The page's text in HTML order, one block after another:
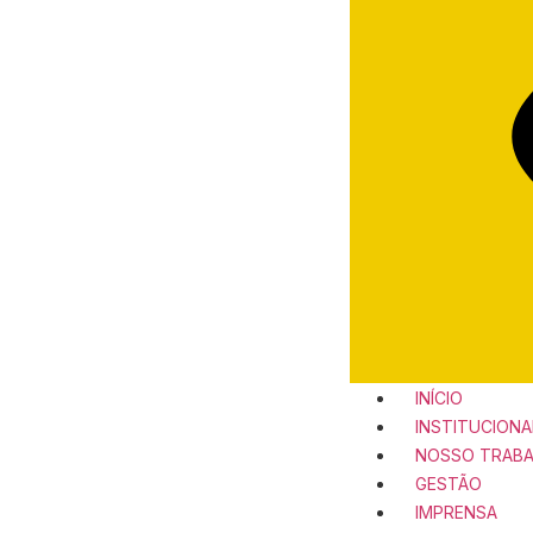
INÍCIO
NOSSO
GESTÃO
IMPRENSA